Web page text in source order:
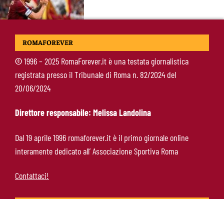
Mercato Roma, manca un solo colpo: Gasperini
Roma-Molina, il colpo di D’Amico è geniale:
qualità ed esperienza a un prezzo da
occasione
ROMAFOREVER
©1996 – 2025 RomaForever.it è una testata giornalistica
registrata presso il Tribunale di Roma n. 82/2024 del
20/06/2024
Direttore responsabile: Melissa Landolina
Dal 19 aprile 1996 romaforever.it è il primo giornale online
interamente dedicato all’ Associazione Sportiva Roma
Contattaci!